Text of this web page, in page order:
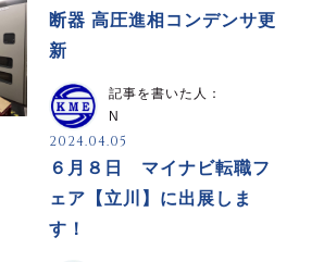
断器 高圧進相コンデンサ更
新
記事を書いた人：
N
2024.04.05
６月８日 マイナビ転職フ
ェア【立川】に出展しま
す！